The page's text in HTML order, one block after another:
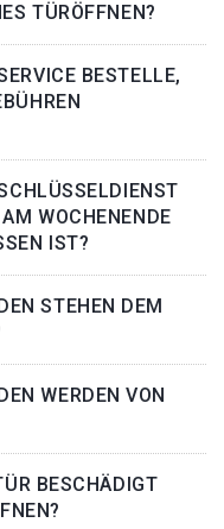
TÜRÖFFNEN?
BESTELLE,
WOCHENENDE
IST?
STEHEN DEM
WERDEN VON
BESCHÄDIGT